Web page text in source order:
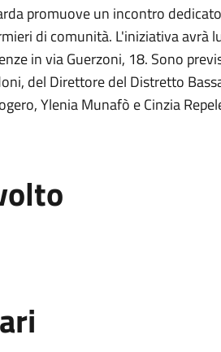
promuove un incontro
di comunità. L'iniziativa avrà
in via Guerzoni, 18. Sono
del Direttore del Distretto
Ylenia Munafò e Cinzia